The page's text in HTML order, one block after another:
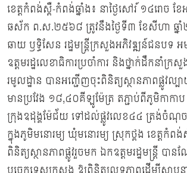
ខេត្តកំពង់ស្ពឺ-កំពង់ឆ្នាំង៖ នាថ្ងៃសៅរ៍ ១៤រោច ខែ
ឆស័ក ព.ស.២៥៦៨ ត្រូវនឹងថ្ងៃទី៣ ខែសីហា ឆ្ន
ឆាយ ឫទ្ធិសែន រដ្ឋមន្ត្រីក្រសួងអភិវឌ្ឍន៍ជនប
ឧត្តមរដ្ឋលេខាធិការប្រចាំការ និងថ្នាក់ដឹកនាំក្រ
រមូលដ្ឋាន បានអញ្ជើញចុះពិនិត្យស្ថានភាពផ្លូវល្
មានប្រវែង ១៨,៤០គីឡូម៉ែត្រ តភ្ជាប់ពីភូមិកាកាប
ក្រុងឧដុង្គម៉ែជ័យ ទៅដល់ផ្លូវលេខ៤៤ ត្រង់ចំណុច
ក្នុងភូមិមនោរម្យ ឃុំមនោរម្យ ស្រុកថ្ពង ខេត្តកំពង់
ពិនិត្យស្ថានភាពផ្លូវរួចមក ឯកឧត្ដមរដ្ឋមន្ត្រី បា